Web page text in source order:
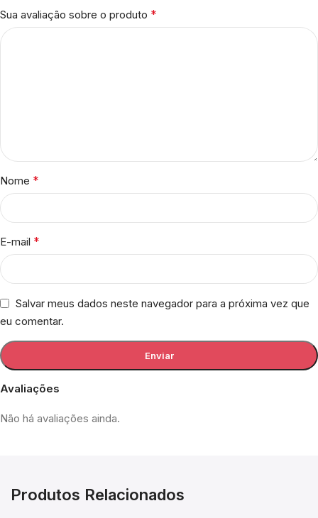
Avaliações
Não há avaliações ainda.
Sua avaliação sobre o produto *
Nome *
E-mail *
Salvar meus dados neste navegador para a próxima vez que
eu comentar.
Produtos Relacionados